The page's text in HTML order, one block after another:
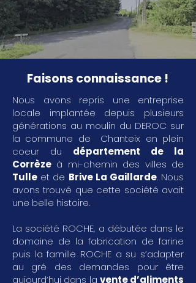
Faisons connaissance !
Nous avons repris une entreprise
locale implantée depuis plusieurs
générations au moulin du DEROC sur
la commune de Chanteix en plein
coeur du département de la
Corrèze à mi-chemin des villes de
Tulle et de Brive La Gaillarde. Nous
avons trouvé que cette société avait
une belle histoire.
La société ROCHE, a débutée dans le
domaine de la fabrication de farine
puis la famille ROCHE a su s’adapter
au gré des demandes pour être
aujourd’hui dans la vente d’aliments